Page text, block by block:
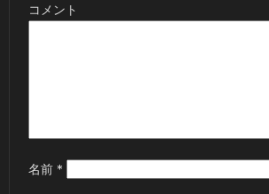
コメント
名前 *